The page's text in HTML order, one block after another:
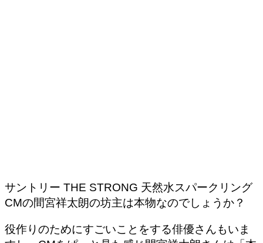
サントリー THE STRONG 天然水スパークリング
CMの間宮祥太朗の坊主は本物なのでしょうか？
役作りのためにすごいことをする俳優さんもいま